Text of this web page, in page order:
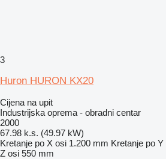
3
Huron HURON KX20
Cijena na upit
Industrijska oprema - obradni centar
2000
67.98 k.s. (49.97 kW)
Kretanje po X osi 1.200 mm Kretanje po Y
Z osi 550 mm